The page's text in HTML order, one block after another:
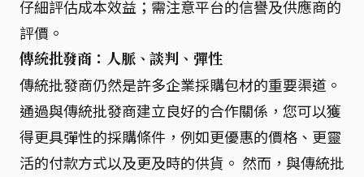
仔細評估成本效益；需注意平台的信譽及供應商的
評價。
傳統批發商：人脈、談判、彈性
傳統批發商仍然是許多企業採購包材的重要渠道。
通過與傳統批發商建立良好的合作關係，您可以獲
得更具彈性的採購條件，例如更優惠的價格、更靈
活的付款方式以及更及時的供貨。 然而，與傳統批